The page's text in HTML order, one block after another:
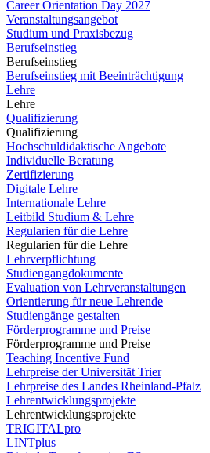
Career Orientation Day 2027
Veranstaltungsangebot
Studium und Praxisbezug
Berufseinstieg
Berufseinstieg
Berufseinstieg mit Beeinträchtigung
Lehre
Lehre
Qualifizierung
Qualifizierung
Hochschuldidaktische Angebote
Individuelle Beratung
Zertifizierung
Digitale Lehre
Internationale Lehre
Leitbild Studium & Lehre
Regularien für die Lehre
Regularien für die Lehre
Lehrverpflichtung
Studiengangdokumente
Evaluation von Lehrveranstaltungen
Orientierung für neue Lehrende
Studiengänge gestalten
Förderprogramme und Preise
Förderprogramme und Preise
Teaching Incentive Fund
Lehrpreise der Universität Trier
Lehrpreise des Landes Rheinland-Pfalz
Lehrentwicklungsprojekte
Lehrentwicklungsprojekte
TRIGITALpro
LINTplus